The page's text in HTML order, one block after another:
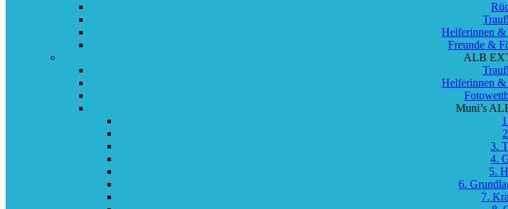
Helferinnen
Freunde &
ALB
Helferinnen
Muni’s
3.
4.
5.
6.
7.